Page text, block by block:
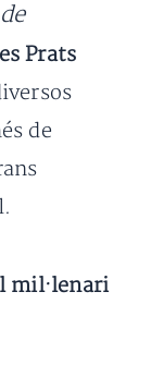
Prats
de
mil·lenari